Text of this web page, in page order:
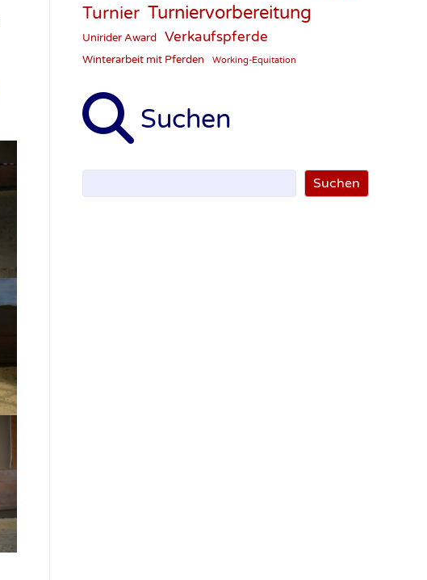
Turnier Turniervorbereitung
Unirider Award Verkaufspferde
Winterarbeit mit Pferden Working-Equitation
Suchen
Suchen